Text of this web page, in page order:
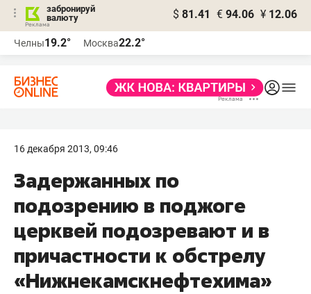
забронируй
валюту
$ 81.41 € 94.06 ¥ 12.06
Челны19.2° Москва22.2°
16 декабря 2013, 09:46
Задержанных по
подозрению в поджоге
церквей подозревают и в
причастности к обстрелу
«Нижнекамскнефтехима»